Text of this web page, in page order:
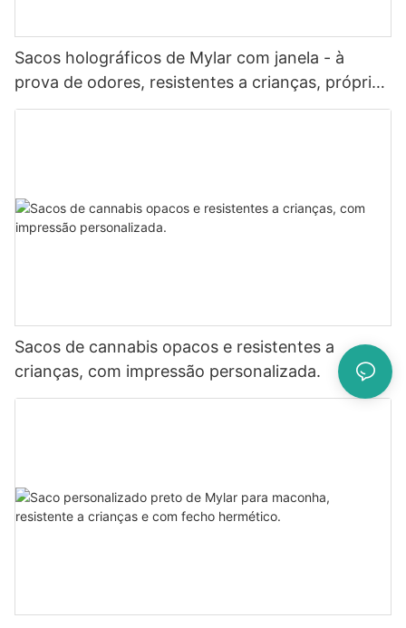
Sacos holográficos de Mylar com janela - à
prova de odores, resistentes a crianças, próprios
para contato com alimentos.
Sacos de cannabis opacos e resistentes a
crianças, com impressão personalizada.